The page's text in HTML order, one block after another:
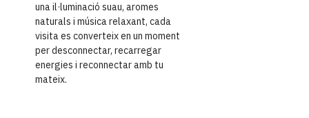
una il·luminació suau, aromes
naturals i música relaxant, cada
visita es converteix en un moment
per desconnectar, recarregar
energies i reconnectar amb tu
mateix.